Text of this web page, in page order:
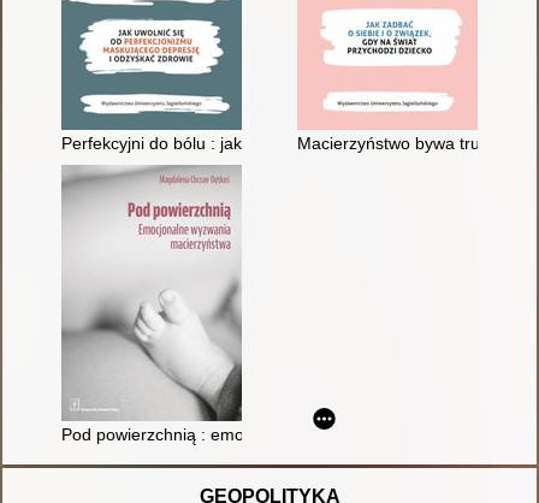
Perfekcyjni do bólu : jak uwolnić się od perfekcjonizmu
Macierzyństwo bywa trudne :
Pod powierzchnią : emocjonalne wyzwania macierzyństwa
GEOPOLITYKA